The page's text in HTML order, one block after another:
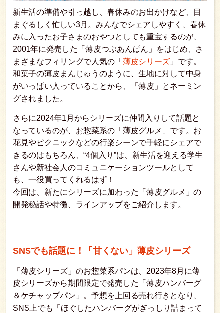
新生活の準備や引っ越し、春休みのお出かけなど、目
まぐるしく忙しい3月。みんなでシェアしやすく、春休
みに入ったお子さまのおやつとしても重宝するのが、
2001年に発売した「薄皮つぶあんぱん」をはじめ、さ
まざまなフィリングで人気の「 薄皮シリーズ 」です。
和菓子の薄皮まんじゅうのように、生地に対して中身
がいっぱい入っていることから、「薄皮」とネーミン
グされました。
さらに2024年1月からシリーズに仲間入りして話題と
なっているのが、お惣菜系の「薄皮グルメ」です。お
花見やピクニックなどの行楽シーンで手軽にシェアで
きるのはもちろん、“4個入り”は、新生活を迎える学生
さんや新社会人のコミュニケーションツールとして
も、一役買ってくれるはず！
今回は、新たにシリーズに加わった「薄皮グルメ」の
開発秘話や特徴、ラインアップをご紹介します。
SNSでも話題に！「甘くない」薄皮シリーズ
「薄皮シリーズ」のお惣菜系パンは、2023年8月に薄
皮シリーズから期間限定で発売した「薄皮ハンバーグ
＆ケチャップパン」。予想を上回る売れ行きとなり、
SNS上でも「ほぐしたハンバーグがぎっしり詰まって